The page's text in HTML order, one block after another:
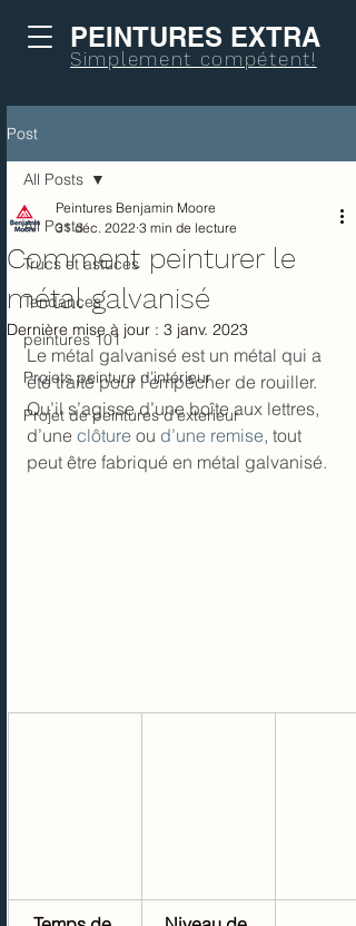
PEINTURES EXTRA
Simplement compétent!
Post
All Posts
Trucs et astuces
Tendances
peintures 101
Projets peinture d’intérieur
Projet de peintures d'exterieur
All Posts
Comment peinturer le
métal galvanisé
Peintures Benjamin Moore
31 déc. 2022 3 min de lecture
Dernière mise à jour : 3 janv. 2023
Le métal galvanisé est un métal qui a
été traité pour l’empêcher de rouiller.
Qu’il s’agisse d’une boîte aux lettres,
d’une clôture ou d’une remise, tout
peut être fabriqué en métal galvanisé.